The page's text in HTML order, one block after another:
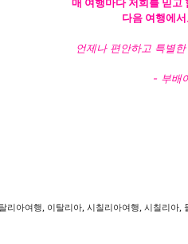
매 여행마다 저희를 믿고
다음 여행에
언제나 편안하고 특별
- 부배
리아여행 이탈리아 시칠리아여행 시칠리아